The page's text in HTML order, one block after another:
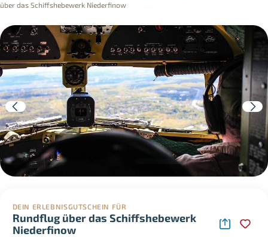
über das Schiffshebewerk Niederfinow
DEIN ERLEBNISGUTSCHEIN FÜR
Rundflug über das Schiffshebewerk
Niederfinow